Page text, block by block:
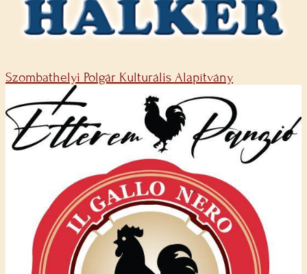
Szombathelyi Polgár Kulturális Alapítvány